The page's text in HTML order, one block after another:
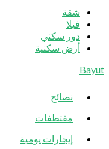
شقة
فيلا
دور سكني
أرض سكنية
نصائح
مقتطفات
إيجارات يومية